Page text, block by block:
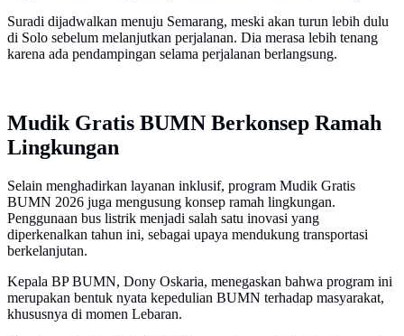
Suradi dijadwalkan menuju Semarang, meski akan turun lebih dulu
di Solo sebelum melanjutkan perjalanan. Dia merasa lebih tenang
karena ada pendampingan selama perjalanan berlangsung.
Mudik Gratis BUMN Berkonsep Ramah
Lingkungan
Selain menghadirkan layanan inklusif, program Mudik Gratis
BUMN 2026 juga mengusung konsep ramah lingkungan.
Penggunaan bus listrik menjadi salah satu inovasi yang
diperkenalkan tahun ini, sebagai upaya mendukung transportasi
berkelanjutan.
Kepala BP BUMN, Dony Oskaria, menegaskan bahwa program ini
merupakan bentuk nyata kepedulian BUMN terhadap masyarakat,
khususnya di momen Lebaran.